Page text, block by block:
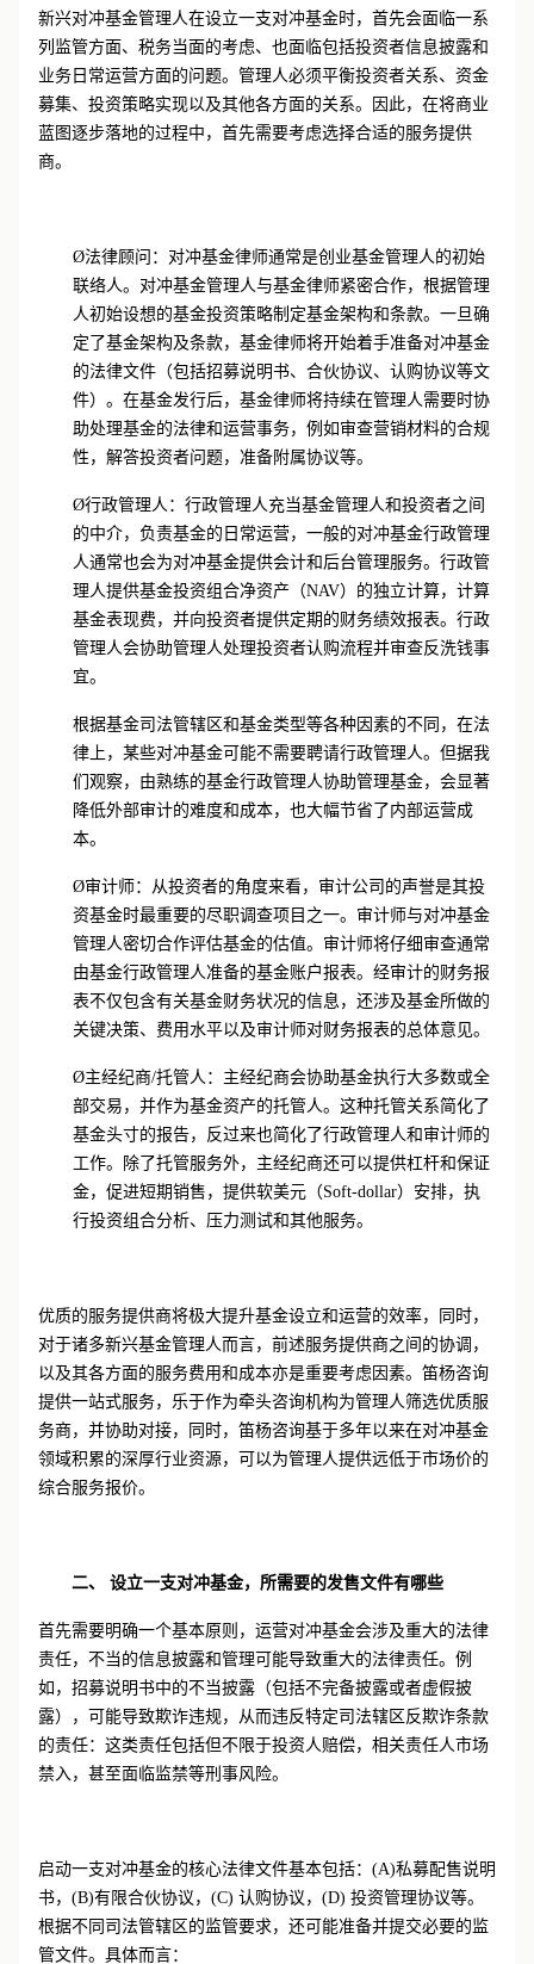
新兴对冲基金管理人在设立一支对冲基金时，首先会面临一系
列监管方面、税务当面的考虑、也面临包括投资者信息披露和
业务日常运营方面的问题。管理人必须平衡投资者关系、资金
募集、投资策略实现以及其他各方面的关系。因此，在将商业
蓝图逐步落地的过程中，首先需要考虑选择合适的服务提供
Ø法律顾问：对冲基金律师通常是创业基金管理人的初始
联络人。对冲基金管理人与基金律师紧密合作，根据管理
人初始设想的基金投资策略制定基金架构和条款。一旦确
定了基金架构及条款，基金律师将开始着手准备对冲基金
的法律文件（包括招募说明书、合伙协议、认购协议等文
件）。在基金发行后，基金律师将持续在管理人需要时协
助处理基金的法律和运营事务，例如审查营销材料的合规
Ø行政管理人：行政管理人充当基金管理人和投资者之间
的中介，负责基金的日常运营，一般的对冲基金行政管理
人通常也会为对冲基金提供会计和后台管理服务。行政管
理人提供基金投资组合净资产（NAV）的独立计算，计算
基金表现费，并向投资者提供定期的财务绩效报表。行政
管理人会协助管理人处理投资者认购流程并审查反洗钱事
根据基金司法管辖区和基金类型等各种因素的不同，在法
律上，某些对冲基金可能不需要聘请行政管理人。但据我
们观察，由熟练的基金行政管理人协助管理基金，会显著
降低外部审计的难度和成本，也大幅节省了内部运营成
Ø审计师：从投资者的角度来看，审计公司的声誉是其投
资基金时最重要的尽职调查项目之一。审计师与对冲基金
管理人密切合作评估基金的估值。审计师将仔细审查通常
由基金行政管理人准备的基金账户报表。经审计的财务报
表不仅包含有关基金财务状况的信息，还涉及基金所做的
Ø主经纪商/托管人：主经纪商会协助基金执行大多数或全
部交易，并作为基金资产的托管人。这种托管关系简化了
基金头寸的报告，反过来也简化了行政管理人和审计师的
工作。除了托管服务外，主经纪商还可以提供杠杆和保证
金，促进短期销售，提供软美元（Soft-dollar）安排，执
优质的服务提供商将极大提升基金设立和运营的效率，同时，
对于诸多新兴基金管理人而言，前述服务提供商之间的协调，
以及其各方面的服务费用和成本亦是重要考虑因素。笛杨咨询
提供一站式服务，乐于作为牵头咨询机构为管理人筛选优质服
务商，并协助对接，同时，笛杨咨询基于多年以来在对冲基金
领域积累的深厚行业资源，可以为管理人提供远低于市场价的
首先需要明确一个基本原则，运营对冲基金会涉及重大的法律
责任，不当的信息披露和管理可能导致重大的法律责任。例
如，招募说明书中的不当披露（包括不完备披露或者虚假披
露），可能导致欺诈违规，从而违反特定司法辖区反欺诈条款
的责任：这类责任包括但不限于投资人赔偿，相关责任人市场
启动一支对冲基金的核心法律文件基本包括：(A)私募配售说明
书，(B)有限合伙协议，(C) 认购协议，(D) 投资管理协议等。
根据不同司法管辖区的监管要求，还可能准备并提交必要的监